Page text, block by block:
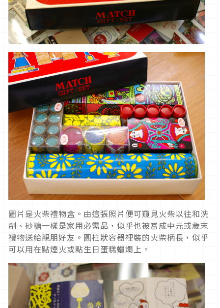
圖片是火柴禮物盒。由這張照片便可窺見火柴以往和洗
劑、砂糖一樣是家用必需品，似乎也被當成中元或歲末
禮物送給親朋好友。圓柱狀容器裡裝的火柴柄長，似乎
可以用在點煙火或點生日蛋糕蠟燭上。